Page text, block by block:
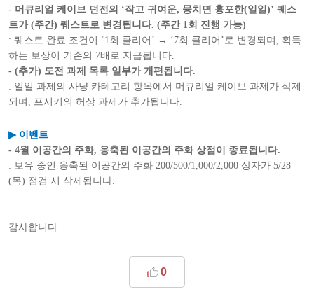
- 머큐리얼 케이브 던전의 ‘작고 귀여운, 뭉치면 흉포한(일일)’ 퀘스
트가(주간) 퀘스트로 변경됩니다. (주간1회 진행 가능)
: 퀘스트 완료 조건이 ‘1회 클리어 ’ → ‘7회 클리어 ’로 변경되며 , 획득
하는 보상이 기존의 7배로 지급됩니다.
- (추가) 도전 과제 목록 일부가 개편됩니다.
: 일일 과제의 사냥 카테고리 항목에서 머큐리얼 케이브 과제가 삭제
되며, 프시키의 허상 과제가 추가됩니다.
▶ 이벤트
- 4월 이공간의 주화, 응축된 이공간의 주화 상점이 종료됩니다.
: 보유 중인 응축된 이공간의 주화 200/500/1,000/2,000 상자가 5/28
(목) 점검 시 삭제됩니다.
감사합니다.
0